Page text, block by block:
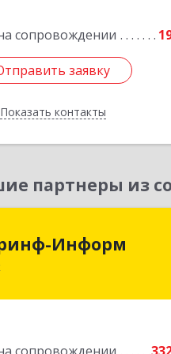
сопровождении
заявку
Показать контакты
Подробнее
партнеры из
Информ
Коринф-Информ